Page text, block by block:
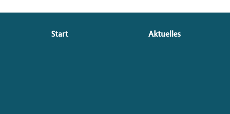
Seitenübersicht
Start Aktuelles